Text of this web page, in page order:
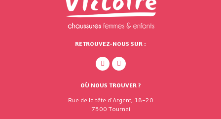
RETROUVEZ-NOUS SUR :
OÙ NOUS TROUVER ?
Rue de la tête d'Argent, 18-20
7500 Tournai